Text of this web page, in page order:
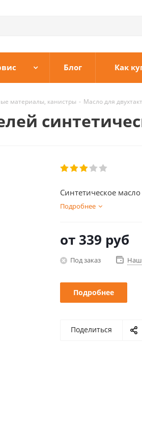
Блог Как
материалы, канистры - Масло для
Синтетическое
Подробнее
от 339 руб
Под заказ
Подробнее
Поделиться